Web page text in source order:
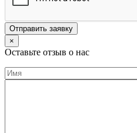
×
Оставьте отзыв о нас